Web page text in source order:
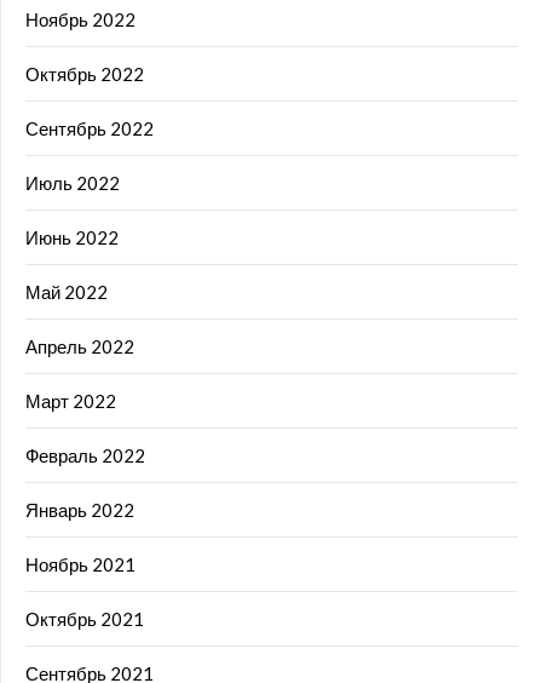
Ноябрь 2022
Октябрь 2022
Сентябрь 2022
Июль 2022
Июнь 2022
Май 2022
Апрель 2022
Март 2022
Февраль 2022
Январь 2022
Ноябрь 2021
Октябрь 2021
Сентябрь 2021